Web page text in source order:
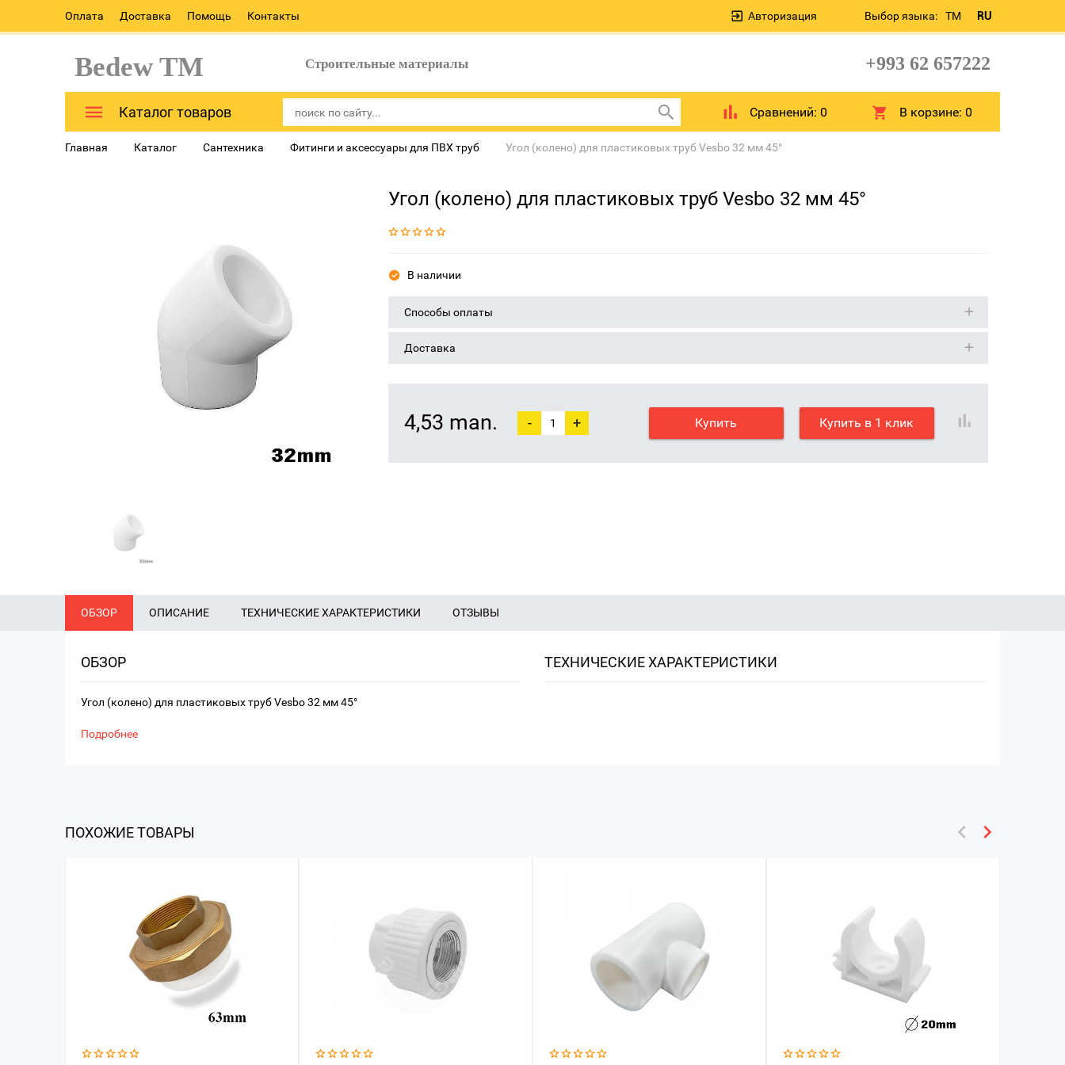
Оплата Доставка Помощь Контакты Выбор языка: TM RU
Авторизация
Bedew TM Строительные материалы +993 62 657222
Каталог товаров Сравнений: 0 В корзине:0
Главная Каталог Сантехника Фитинги и аксессуары для ПВХ труб Угол (колено) для пластиковых труб Vesbo 32 мм 45°
Угол (колено) для пластиковых труб Vesbo 32 мм 45°
В наличии
Способы оплаты
Доставка
4,53 man. - + Купить Купить в 1 клик
ОБЗОР ОПИСАНИЕ ТЕХНИЧЕСКИЕ ХАРАКТЕРИСТИКИ ОТЗЫВЫ
ОБЗОР
Угол (колено) для пластиковых труб Vesbo 32 мм 45°
Подробнее
ТЕХНИЧЕСКИЕ ХАРАКТЕРИСТИКИ
ПОХОЖИЕ ТОВАРЫ